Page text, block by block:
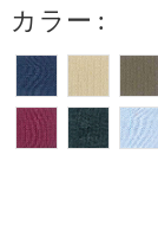
カラー